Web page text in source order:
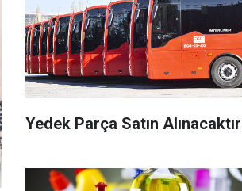
Yedek Parça Satın Alınacaktır